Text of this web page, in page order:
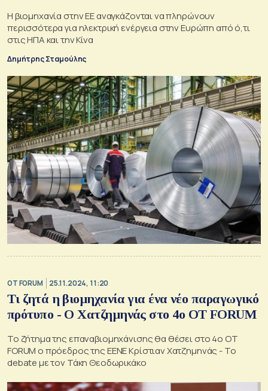
Η βιομηχανία στην ΕΕ αναγκάζονται να πληρώνουν
περισσότερα για ηλεκτρική ενέργεια στην Ευρώπη από ό,τι
στις ΗΠΑ και την Κίνα
Δημήτρης Σταμούλης
OT FORUM 25.11.2024, 11:20
Τι ζητά η βιομηχανία για ένα νέο παραγωγικό
πρότυπο - Ο Χατζημηνάς στο 4ο OT FORUM
Το ζήτημα της επαναβιομηχάνισης θα θέσει στο 4o OT
FORUM ο πρόεδρος της ΕΕΝΕ Κρίστιαν Χατζημηνάς - Το
debate με τον Τάκη Θεοδωρικάκο